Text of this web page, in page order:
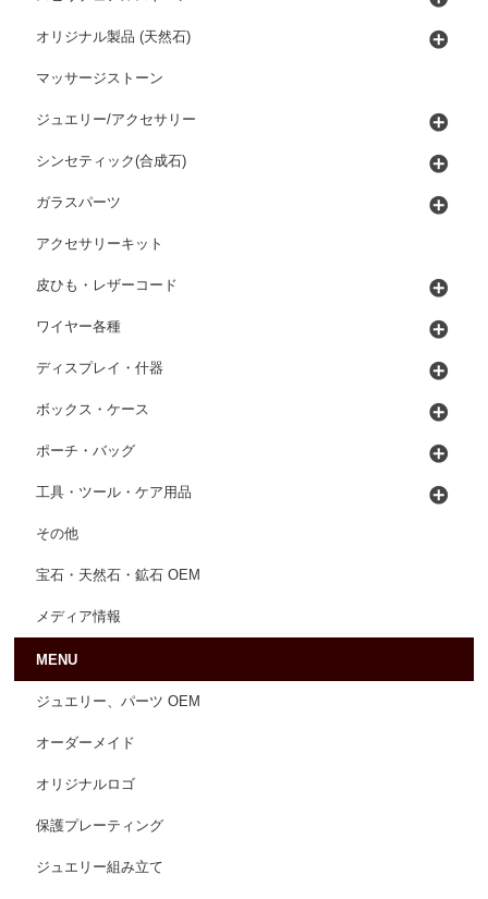
オリジナル製品 (天然石)
マッサージストーン
ジュエリー/アクセサリー
シンセティック(合成石)
ガラスパーツ
アクセサリーキット
皮ひも・レザーコード
ワイヤー各種
ディスプレイ・什器
ボックス・ケース
ポーチ・バッグ
工具・ツール・ケア用品
その他
宝石・天然石・鉱石 OEM
メディア情報
MENU
ジュエリー、パーツ OEM
オーダーメイド
オリジナルロゴ
保護プレーティング
ジュエリー組み立て